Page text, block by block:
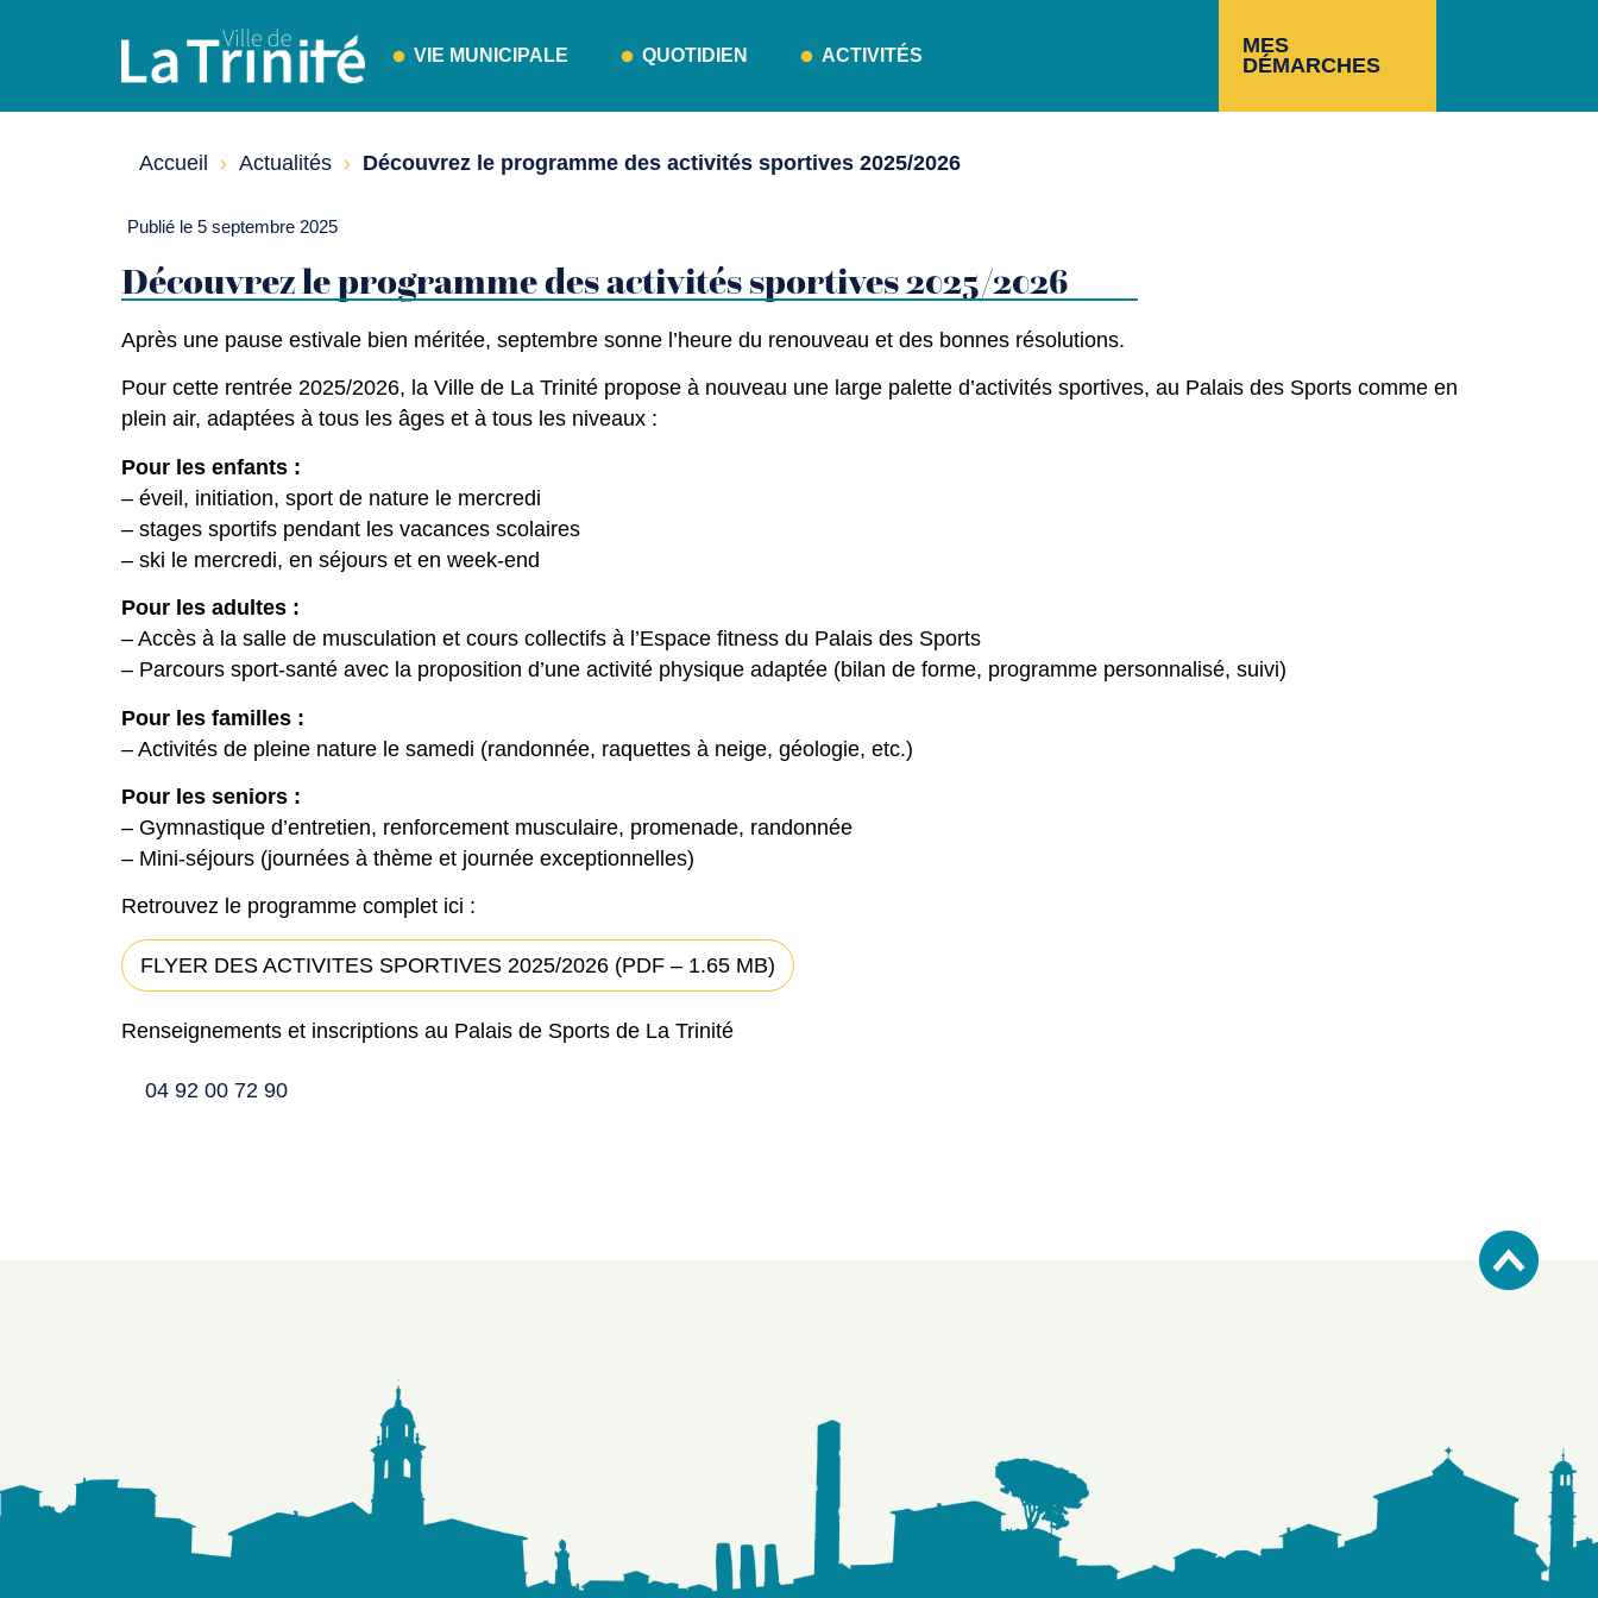
VIE MUNICIPALE QUOTIDIEN ACTIVITÉS
MES
DÉMARCHES
Accueil › Actualités › Découvrez le programme des activités sportives 2025/2026
Publié le 5 septembre 2025
Découvrez le programme des activités sportives 2025/2026
Après une pause estivale bien méritée, septembre sonne l’heure du renouveau et des bonnes résolutions.
Pour cette rentrée 2025/2026, la Ville de La Trinité propose à nouveau une large palette d’activités sportives, au Palais des Sports comme en
plein air, adaptées à tous les âges et à tous les niveaux :
Pour les enfants :
– éveil, initiation, sport de nature le mercredi
– stages sportifs pendant les vacances scolaires
– ski le mercredi, en séjours et en week-end
Pour les adultes :
– Accès à la salle de musculation et cours collectifs à l’Espace fitness du Palais des Sports
– Parcours sport-santé avec la proposition d’une activité physique adaptée (bilan de forme, programme personnalisé, suivi)
Pour les familles :
– Activités de pleine nature le samedi (randonnée, raquettes à neige, géologie, etc.)
Pour les seniors :
– Gymnastique d’entretien, renforcement musculaire, promenade, randonnée
– Mini-séjours (journées à thème et journée exceptionnelles)
Retrouvez le programme complet ici :
FLYER DES ACTIVITES SPORTIVES 2025/2026 (PDF – 1.65 MB)
Renseignements et inscriptions au Palais de Sports de La Trinité
04 92 00 72 90